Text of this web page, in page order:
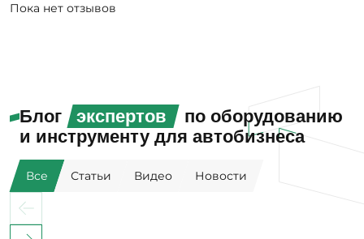
Пока нет отзывов
Блог экспертов
по оборудованию
и инструменту для автобизнеса
Все Статьи Видео Новости